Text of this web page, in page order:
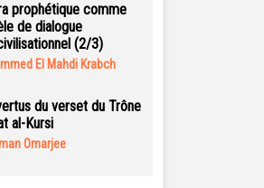
prophétique comme
de dialogue
(2/3)
El Mahdi Krabch
du verset du Trône
al-Kursi
Omarjee